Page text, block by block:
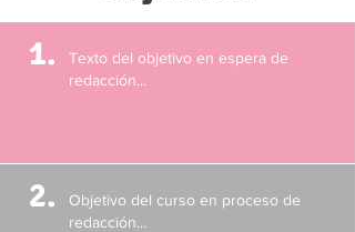
1.
Texto del objetivo en espera de
redacción...
2.
Objetivo del curso en proceso de
redacción...